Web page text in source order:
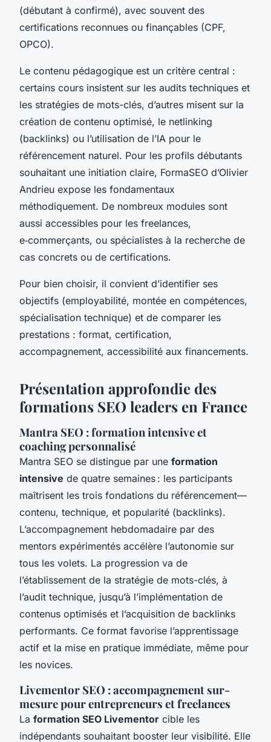
(débutant à confirmé), avec souvent des
certifications reconnues ou finançables (CPF,
OPCO).
Le contenu pédagogique est un critère central :
certains cours insistent sur les audits techniques et
les stratégies de mots-clés, d’autres misent sur la
création de contenu optimisé, le netlinking
(backlinks) ou l’utilisation de l’IA pour le
référencement naturel. Pour les profils débutants
souhaitant une initiation claire, FormaSEO d’Olivier
Andrieu expose les fondamentaux
méthodiquement. De nombreux modules sont
aussi accessibles pour les freelances,
e‑commerçants, ou spécialistes à la recherche de
cas concrets ou de certifications.
Pour bien choisir, il convient d’identifier ses
objectifs (employabilité, montée en compétences,
spécialisation technique) et de comparer les
prestations : format, certification,
accompagnement, accessibilité aux financements.
Présentation approfondie des
formations SEO leaders en France
Mantra SEO : formation intensive et
coaching personnalisé
Mantra SEO se distingue par une formation
intensive de quatre semaines : les participants
maîtrisent les trois fondations du référencement—
contenu, technique, et popularité (backlinks).
L’accompagnement hebdomadaire par des
mentors expérimentés accélère l’autonomie sur
tous les volets. La progression va de
l’établissement de la stratégie de mots-clés, à
l’audit technique, jusqu’à l’implémentation de
contenus optimisés et l’acquisition de backlinks
performants. Ce format favorise l’apprentissage
actif et la mise en pratique immédiate, même pour
les novices.
Livementor SEO : accompagnement sur-
mesure pour entrepreneurs et freelances
La formation SEO Livementor cible les
indépendants souhaitant booster leur visibilité. Elle